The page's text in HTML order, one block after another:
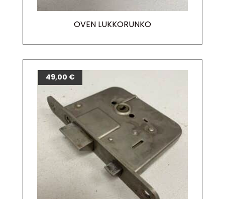
OVEN LUKKORUNKO
49,00 €